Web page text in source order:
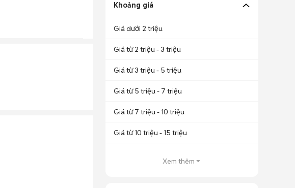
Khoảng giá
Giá dưới 2 triệu
Giá từ 2 triệu - 3 triệu
Giá từ 3 triệu - 5 triệu
Giá từ 5 triệu - 7 triệu
Giá từ 7 triệu - 10 triệu
Giá từ 10 triệu - 15 triệu
Xem thêm